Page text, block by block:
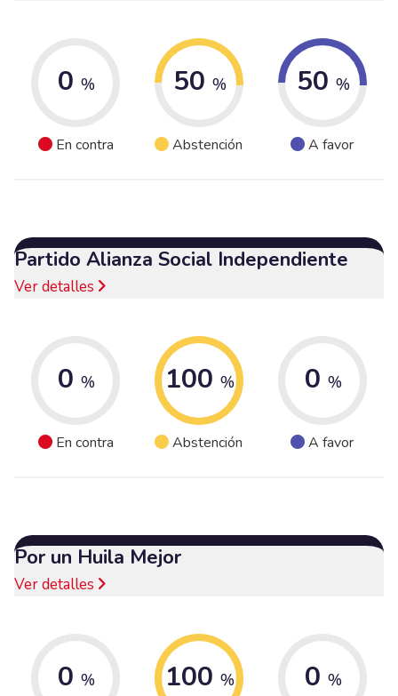
0 %
En contra
50 %
Abstención
50 %
A favor
Partido Alianza Social Independiente
Ver detalles
0 %
En contra
100 %
Abstención
0 %
A favor
Por un Huila Mejor
Ver detalles
0 % 100 % 0 %